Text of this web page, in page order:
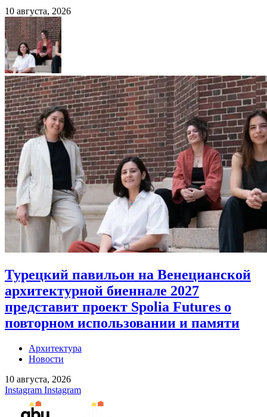
10 августа, 2026
Турецкий павильон на Венецианской
архитектурной биеннале 2027
представит проект Spolia Futures о
повторном использовании и памяти
Архитектура
Новости
10 августа, 2026
Instagram Instagram